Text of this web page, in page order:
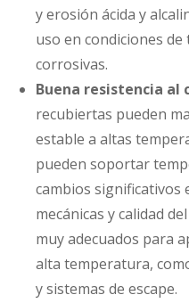
y erosión ácida y
uso en condiciones
corrosivas.
Buena resistencia al
recubiertas pueden
estable a altas
pueden soportar
cambios significativos
mecánicas y calidad
muy adecuados para
alta temperatura,
y sistemas de escape.